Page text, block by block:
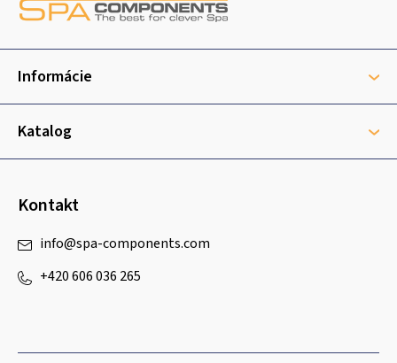
ä
i
Informácie
Katalog
Kontakt
info@spa-components.com
+420 606 036 265